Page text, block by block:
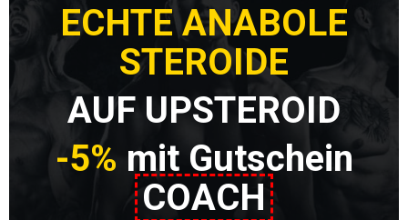
ECHTE ANABOLE
STEROIDE
AUF UPSTEROID
-5% mit Gutschein
COACH